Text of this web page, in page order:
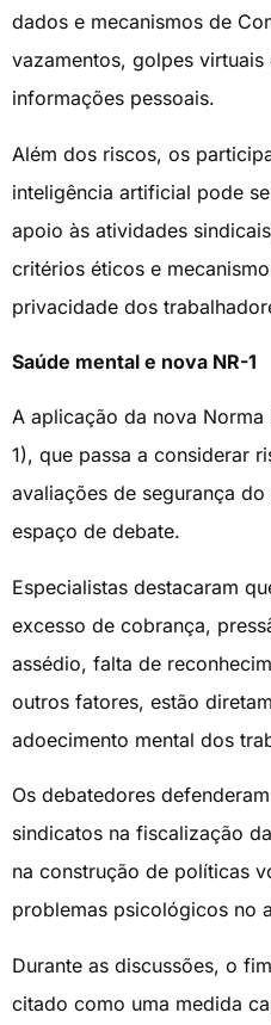
dados e mecanismos de
vazamentos, golpes
informações pessoais.
Além dos riscos, os
inteligência artificial pode
apoio às atividades
critérios éticos e
privacidade dos
Saúde mental e nova NR-1
A aplicação da nova Norma
1), que passa a considerar
avaliações de segurança
espaço de debate.
Especialistas destacaram
excesso de cobrança,
assédio, falta de
outros fatores, estão
adoecimento mental dos
Os debatedores
sindicatos na fiscalização
na construção de políticas
problemas psicológicos no
Durante as discussões, o
citado como uma medida